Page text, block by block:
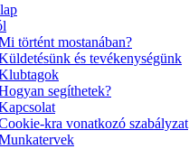
történt mostanában?
és tevékenységünk
segíthetek?
kra vonatkozó szabályzat